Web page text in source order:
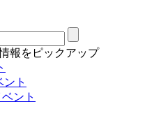
報をピックアップ
ト
ント